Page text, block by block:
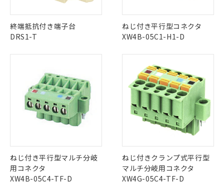
終端抵抗付き端子台
DRS1-T
ねじ付き平行型コネクタ
XW4B-05C1-H1-D
ねじ付き平行型マルチ分岐
用コネクタ
XW4B-05C4-TF-D
ねじ付きクランプ式平行型
マルチ分岐用コネクタ
XW4G-05C4-TF-D
正式な納期状況および標準価格はお客
様のお取引先、またはお客様担当のオ
オムロン制御機器販売店や当社販売拠
点は「販売ネットワーク
」をご確認
ください。
在庫状況および標準価格結果を当社の
事前の承諾なく第三者に漏洩または開
示しないようお願いします。
マイパーツ機能（部品リスト作成サー
ビス）をご利用いただくには、I-Web
メンバーズにご登録されている必要が
お客様が当ウェブサイト上で当社にご
六価クロム(Cr(Ⅵ)) 1000ppm以下、ポリ臭化ビフェニル
ル) (DEHP)(別名：DOP) 1000ppm以下、フタル酸ブチ
ルベンジル（BBP） 1000ppm以下、フタル酸ジブチル
（DBP） 1000ppm以下、フタル酸ジイソブチル
但し、RoHS指令で産業用監視および制御機器に対する
フタル酸エステル類の４物質については閾値を超える意
図的な使用がないことを確認しています。
※2 対応予定月
部品在庫の切り替え状況などにより、予定
※3 非含有証明書ダウンロード
ム) : 100ppm、
Cr(Ⅵ)(六価クロム) : 1000ppm、 PBBs(ポリ臭化ビフェ
ニル類) : 1000ppm、 PBDEs(ポリ臭化ジフェニルエーテ
ル類) : 1000ppm、
DBP(フタル酸ジブチル) : 1000ppm、 DIBP(フタル酸ジ
※2 環境保護使用期限
「ｅ」：有害物質（10物質）のすべてが基
準値以下であることを示します。
「10」：通常の使用状況下において有害物
「－」：未確認です。当社販売部門へお問
い合わせください。
可)を取得するなどの必要な手続きを
とります。
当社は規制貨物を破棄する場合は、完
全に破砕するなど、違法に輸出されな
当社は貴社製品を、核兵器、ミサイ
ル、化学兵器、生物兵器またはその他
武器並びにこれらの製造装置等に一切
使用いたしません。
当社は、貴社製品を第三者に販売する
場合は、上記1、2および3の内容を当
該第三者に通知します。また当社は、
販売先および販売に係わる関係者が違
り引きをいたしません。
○ 一定数以上の在庫あり
在庫なし(最新の在庫状況につ
いては、お客様のお取引先、ま
たはお客様担当のオムロン制御
機器販売店・当社販売員にご確
認ください)
白
情報を公開していない機種